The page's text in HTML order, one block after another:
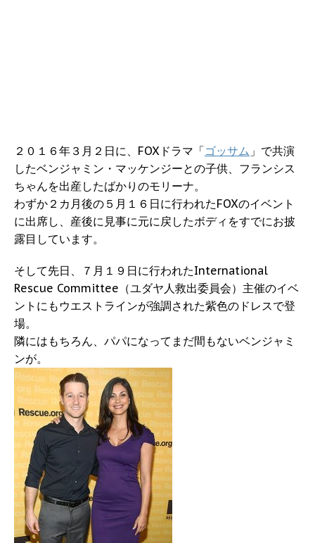
２０１６年３月２日に、FOXドラマ「ゴッサム 」で共演
したベンジャミン・マッケンジーとの子供、フランシス
ちゃんを出産したばかりのモリーナ。
わずか２カ月後の５月１６日に行われたFOXのイベント
に出席し、産後に見事に元に戻したボディをすでにお披
露目しています。
そして先日、７月１９日に行われたInternational
Rescue Committee（ユダヤ人救出委員会）主催のイベ
ントにもウエストラインが強調された紫色のドレスで登
場。
隣にはもちろん、パパになってまだ間もないベンジャミ
ンが。